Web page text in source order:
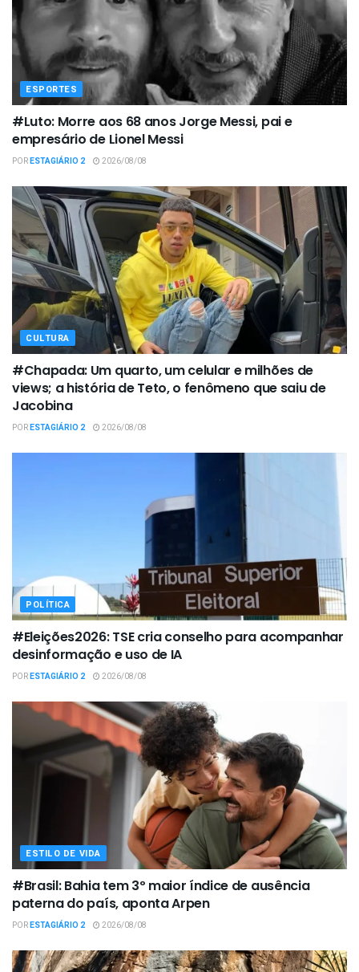
ESPORTES
#Luto: Morre aos 68 anos Jorge Messi, pai e
empresário de Lionel Messi
PORESTAGIÁRIO 2 2026/08/08
CULTURA
#Chapada: Um quarto, um celular e milhões de
views; a história de Teto, o fenômeno que saiu de
Jacobina
PORESTAGIÁRIO 2 2026/08/08
POLÍTICA
#Eleições2026: TSE cria conselho para acompanhar
desinformação e uso de IA
PORESTAGIÁRIO 2 2026/08/08
ESTILO DE VIDA
#Brasil: Bahia tem 3º maior índice de ausência
paterna do país, aponta Arpen
PORESTAGIÁRIO 2 2026/08/08